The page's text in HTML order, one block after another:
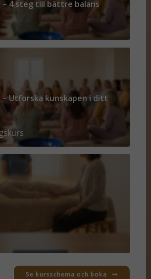
4 steg till bättre balans
Utforska kunskapen i ditt
Se kursschema och boka